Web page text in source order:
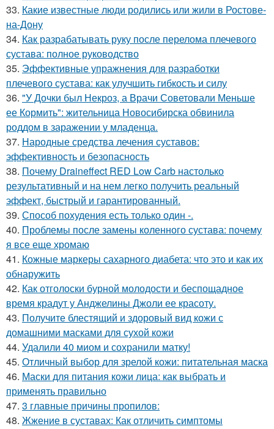
33. Какие известные люди родились или жили в Ростове-
на-Дону
34. Как разрабатывать руку после перелома плечевого
сустава: полное руководство
35. Эффективные упражнения для разработки
плечевого сустава: как улучшить гибкость и силу
36. "У Дочки был Некроз, а Врачи Советовали Меньше
ее Кормить": жительница Новосибирска обвинила
роддом в заражении у младенца.
37. Народные средства лечения суставов:
эффективность и безопасность
38. Почему Draineffect RED Low Carb настолько
результативный и на нем легко получить реальный
эффект, быстрый и гарантированный.
39. Способ похудения есть только один -.
40. Проблемы после замены коленного сустава: почему
я все еще хромаю
41. Кожные маркеры сахарного диабета: что это и как их
обнаружить
42. Как отголоски бурной молодости и беспощадное
время крадут у Анджелины Джоли ее красоту.
43. Получите блестящий и здоровый вид кожи с
домашними масками для сухой кожи
44. Удалили 40 миом и сохранили матку!
45. Отличный выбор для зрелой кожи: питательная маска
46. Маски для питания кожи лица: как выбрать и
применять правильно
47. 3 главные причины пропилов:
48. Жжение в суставах: Как отличить симптомы